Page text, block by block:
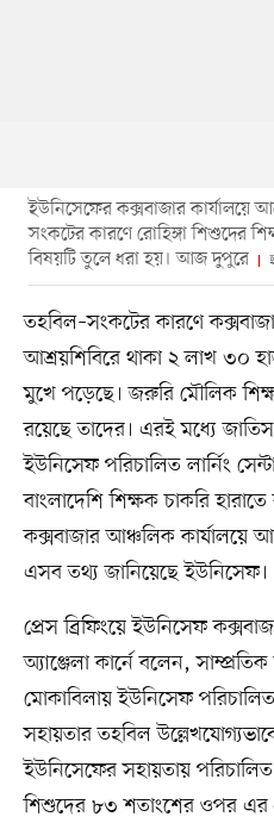
ইউনিসেফের কক্সবাজার কার্যালয়ে
সংকটের কারণে রোহিঙ্গা শিশুদের
বিষয়টি তুলে ধরা হয়। আজ দুপুরে
তহবিল–সংকটের কারণে
আশ্রয়শিবিরে থাকা ২ লাখ ৩০
মুখে পড়েছে। জরুরি মৌলিক
রয়েছে তাদের। এরই মধ্যে
ইউনিসেফ পরিচালিত লার্নিং
বাংলাদেশি শিক্ষক চাকরি
কক্সবাজার আঞ্চলিক কার্যালয়ে
এসব তথ্য জানিয়েছে ইউনিসেফ।
প্রেস ব্রিফিংয়ে ইউনিসেফ
অ্যাঞ্জেলা কার্নে বলেন,
মোকাবিলায় ইউনিসেফ
সহায়তার তহবিল
ইউনিসেফের সহায়তায়
শিশুদের ৮৩ শতাংশের ওপর এর